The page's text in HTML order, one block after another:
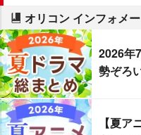
オリコン インフォメ
2026年
勢ぞろ
【夏